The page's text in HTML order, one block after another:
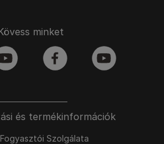
és termékinformációk
Szolgálata
minket
youtube facebook youtube